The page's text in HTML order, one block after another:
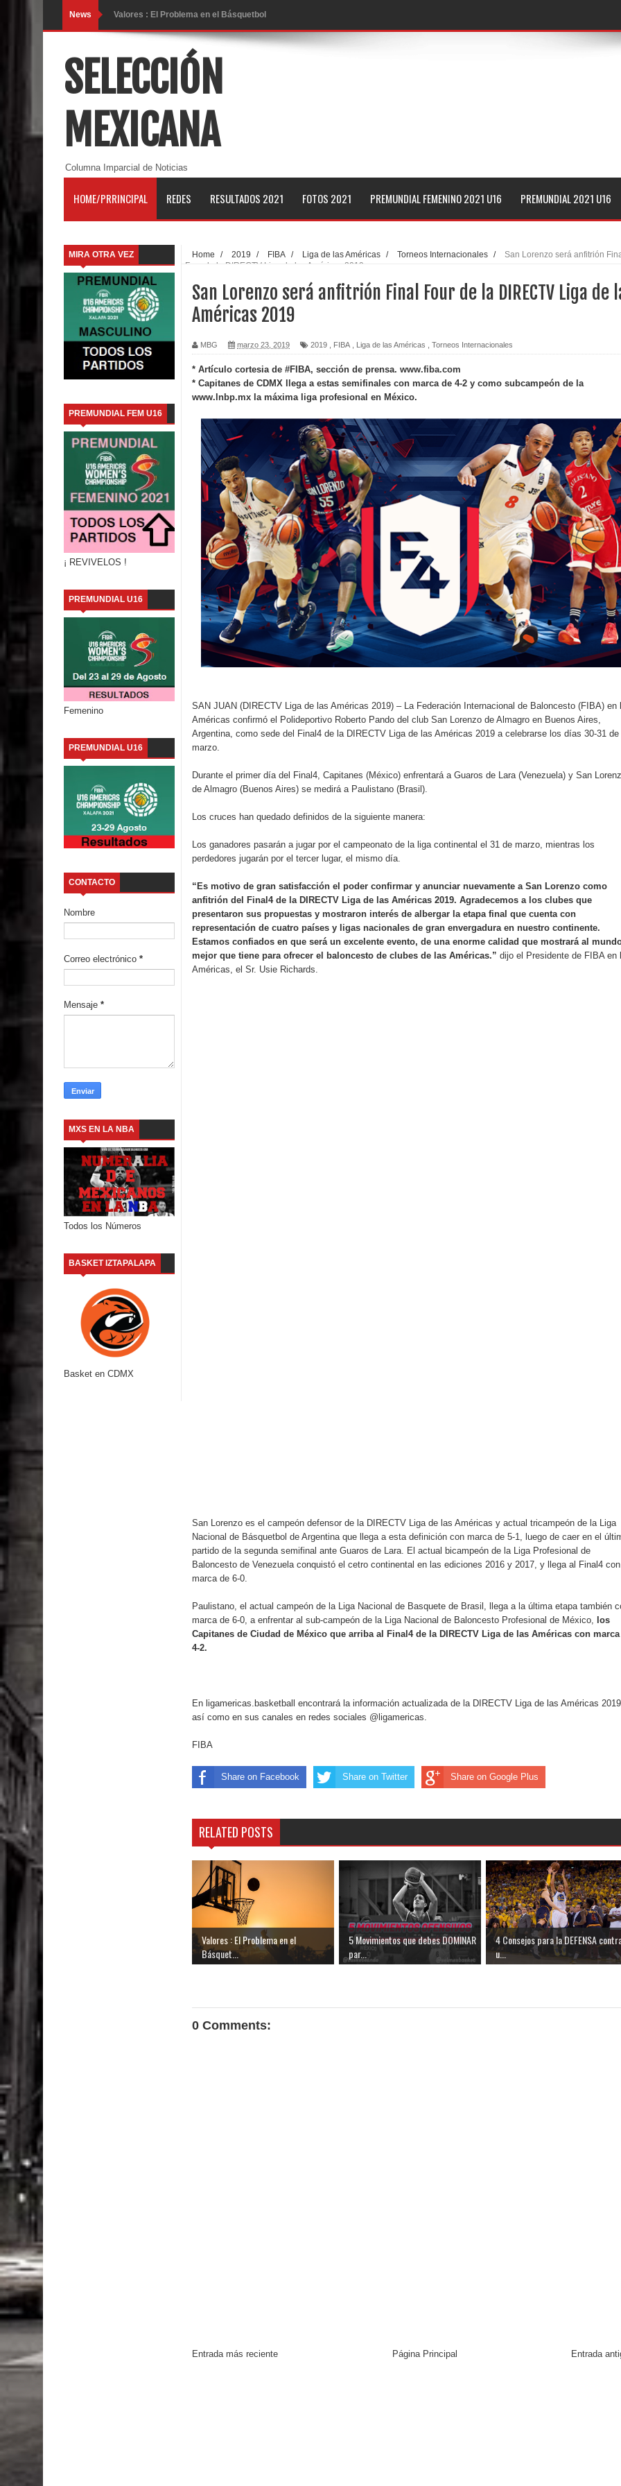
News Valores : El Problema en el Básquetbol
Reflexión: "Soy profesor de educación física"
Trayectoria de Manuel Raga, el máximo exponente azteca
Las metas de Juan Toscano en la NBA (21-22)
La trayectoria ganadora del entrenador Ignacio Moreno del Tec de Monterrey
Juan Anderson: "Stephen Curry es el mejor jugador de la NBA"
La liga femenil de baloncesto de Chihuahua tendrá 7 equipos en 2021
Gustavo Ayón debuta en Puerto Rico con Capitanes de Arecibo: 4 puntos en 17 minutos
Consideran que hay fuga de talentos en Hidalgo
El equipo campeón 3x3 nacional u18 ¡Conocélas!
Una reflexión de las tantas que hay en el basquetbol mexicano
La larga lista de 20 colaboradores en la selección u16, bronce en el premundial 2021
PreMundial u16 2021 : Revive todos los partidos
México ya tiene rivales para la Copa del Mundo 2023
La LNBP será la primer liga 100% vacunada
Chiapas: Entrenadora Diana Amezcua renuncia a Ademeba Chiapas
Adriana Ramírez, una mujer entregada al básquetbol
SELECCIÓN
MEXICANA
Columna Imparcial de Noticias
HOME/PRRINCIPAL REDES RESULTADOS 2021 FOTOS 2021 PREMUNDIAL FEMENINO 2021 U16 PREMUNDIAL 2021 U16
MIRA OTRA VEZ
PREMUNDIAL FEM U16
¡ REVIVELOS !
PREMUNDIAL U16
Femenino
PREMUNDIAL U16
CONTACTO
Nombre
Correo electrónico *
Mensaje *
MXS EN LA NBA
Todos los Números
BASKET IZTAPALAPA
Basket en CDMX
Home / 2019 / FIBA / Liga de las Américas / Torneos Internacionales /
San Lorenzo será anfitrión
Four de la DIRECTV Liga de las Américas 2019
San Lorenzo será anfitrión Final Four de la DIRECTV Liga de
Américas 2019
MBG marzo 23, 2019 2019 FIBA Liga de las Américas Torneos Internacionales
* Artículo cortesia de #FIBA, sección de prensa. www.fiba.com
* Capitanes de CDMX llega a estas semifinales con marca de 4-2 y como subcampeón de la
www.lnbp.mx la máxima liga profesional en México.
SAN JUAN (DIRECTV Liga de las Américas 2019) – La Federación Internacional de Baloncesto (FIBA) en
Américas confirmó el Polideportivo Roberto Pando del club San Lorenzo de Almagro en Buenos Aires,
Argentina, como sede del Final4 de la DIRECTV Liga de las Américas 2019 a celebrarse los días 30-31 de
marzo.
Durante el primer día del Final4, Capitanes (México) enfrentará a Guaros de Lara (Venezuela) y San
de Almagro (Buenos Aires) se medirá a Paulistano (Brasil).
Los cruces han quedado definidos de la siguiente manera:
Los ganadores pasarán a jugar por el campeonato de la liga continental el 31 de marzo, mientras los
perdedores jugarán por el tercer lugar, el mismo día.
“Es motivo de gran satisfacción el poder confirmar y anunciar nuevamente a San Lorenzo como
anfitrión del Final4 de la DIRECTV Liga de las Américas 2019. Agradecemos a los clubes que
presentaron sus propuestas y mostraron interés de albergar la etapa final que cuenta con
representación de cuatro países y ligas nacionales de gran envergadura en nuestro continente.
Estamos confiados en que será un excelente evento, de una enorme calidad que mostrará al
mejor que tiene para ofrecer el baloncesto de clubes de las Américas.” dijo el Presidente de FIBA en
Américas, el Sr. Usie Richards.
San Lorenzo es el campeón defensor de la DIRECTV Liga de las Américas y actual tricampeón de la Liga
Nacional de Básquetbol de Argentina que llega a esta definición con marca de 5-1, luego de caer en el
partido de la segunda semifinal ante Guaros de Lara. El actual bicampeón de la Liga Profesional de
Baloncesto de Venezuela conquistó el cetro continental en las ediciones 2016 y 2017, y llega al Final4 con
marca de 6-0.
Paulistano, el actual campeón de la Liga Nacional de Basquete de Brasil, llega a la última etapa también
marca de 6-0, a enfrentar al sub-campeón de la Liga Nacional de Baloncesto Profesional de México,
los
Capitanes de Ciudad de México que arriba al Final4 de la DIRECTV Liga de las Américas con
4-2.
En ligamericas.basketball encontrará la información actualizada de la DIRECTV Liga de las Américas
así como en sus canales en redes sociales @ligamericas.
FIBA
Share on Facebook Share on Twitter Share on Google Plus
RELATED POSTS
Valores : El Problema en el
Básquet...
5 Movimientos que debes DOMINAR
par...
4 Consejos para la DEFENSA
u...
0 Comments:
Entrada más reciente Entrada
Página Principal